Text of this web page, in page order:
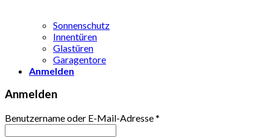
Sonnenschutz
Innentüren
Glastüren
Garagentore
Anmelden
Anmelden
Benutzername oder E-Mail-Adresse*